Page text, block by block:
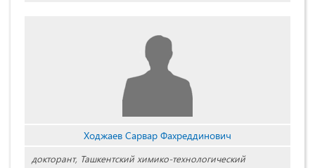
Ходжаев Сарвар Фахреддинович
докторант, Ташкентский химико-технологический